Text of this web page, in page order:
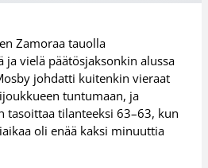
Zamoraa tauolla
ja vielä päätösjaksonkin alussa
johdatti kuitenkin vieraat
tuntumaan, ja
tasoittaa tilanteeksi 63–63, kun
oli enää kaksi minuuttia